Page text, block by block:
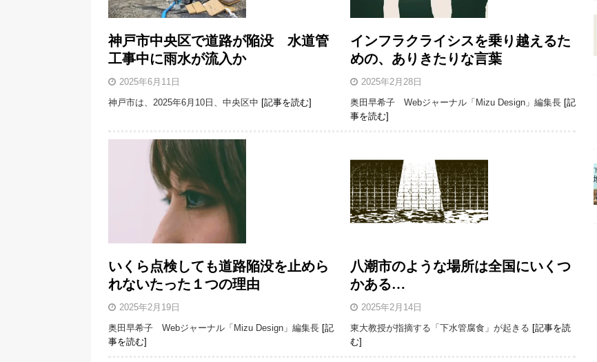
神戸市中央区で道路が陥没 水道管
工事中に雨水が流入か
2025年6月11日
神戸市は、2025年6月10日、中央区中 [記事を読む]
インフラクライシスを乗り越えるた
めの、ありきたりな言葉
2025年2月28日
奥田早希子 Webジャーナル「Mizu Design」編集長 [記
事を読む]
いくら点検しても道路陥没を止めら
れないたった１つの理由
2025年2月19日
奥田早希子 Webジャーナル「Mizu Design」編集長 [記
事を読む]
八潮市のような場所は全国にいくつ
かある…
2025年2月14日
東大教授が指摘する「下水管腐食」が起きる [記事を読
む]